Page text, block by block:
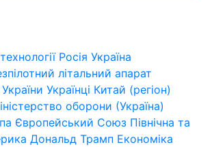
Росія Україна
літальний апарат
Українці Китай (регіон)
оборони (Україна)
Європейський Союз Північна та
Дональд Трамп Економіка